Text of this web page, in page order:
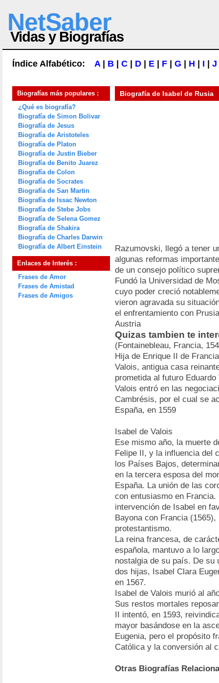
NetSaber
Vidas y Biografías
Índice Alfabético: A| B C D E F G H I J
Biografías más populares :
¿Qué es biografía?
Biografía de Simon Bolivar
Biografía de Jesus
Biografía de Aristoteles
Biografía de Platon
Biografía de Justin Bieber
Biografía de Benito Juarez
Biografía de Colon
Biografía de Socrates
Biografía de San Martin
Biografía de Issac Newton
Biografía de Stebe Jobs
Biografía de Selena Gomez
Biografía de Shakira
Biografía de Charles Darwin
Biografía de Albert Einstein
Enlaces de Interés :
Frases de Amor
Frases de Amistad
Frases de Amigos
Biografía de Isabel de Rusia
Razumovski, llegó a tener
algunas reformas
de un consejo político
Fundó la Universidad de
cuyo poder creció
vieron agravada su
el enfrentamiento con
Austria
Quizas tambien te
(Fontainebleau, Francia,
Hija de Enrique II de
Valois, antigua casa
prometida al futuro
Valois entró en las
Cambrésis, por el cual se
España, en 1559
Isabel de Valois
Ese mismo año, la muerte
Felipe II, y la influencia del
los Países Bajos,
en la tercera esposa del
España. La unión de las
con entusiasmo en
intervención de Isabel en
Bayona con Francia
protestantismo.
La reina francesa, de
española, mantuvo a lo
nostalgia de su país. De su
dos hijas, Isabel Clara
en 1567.
Isabel de Valois murió al
Sus restos mortales
II intentó, en 1593,
mayor basándose en la
Eugenia, pero el propósito
Católica y la conversión al
Otras Biografías